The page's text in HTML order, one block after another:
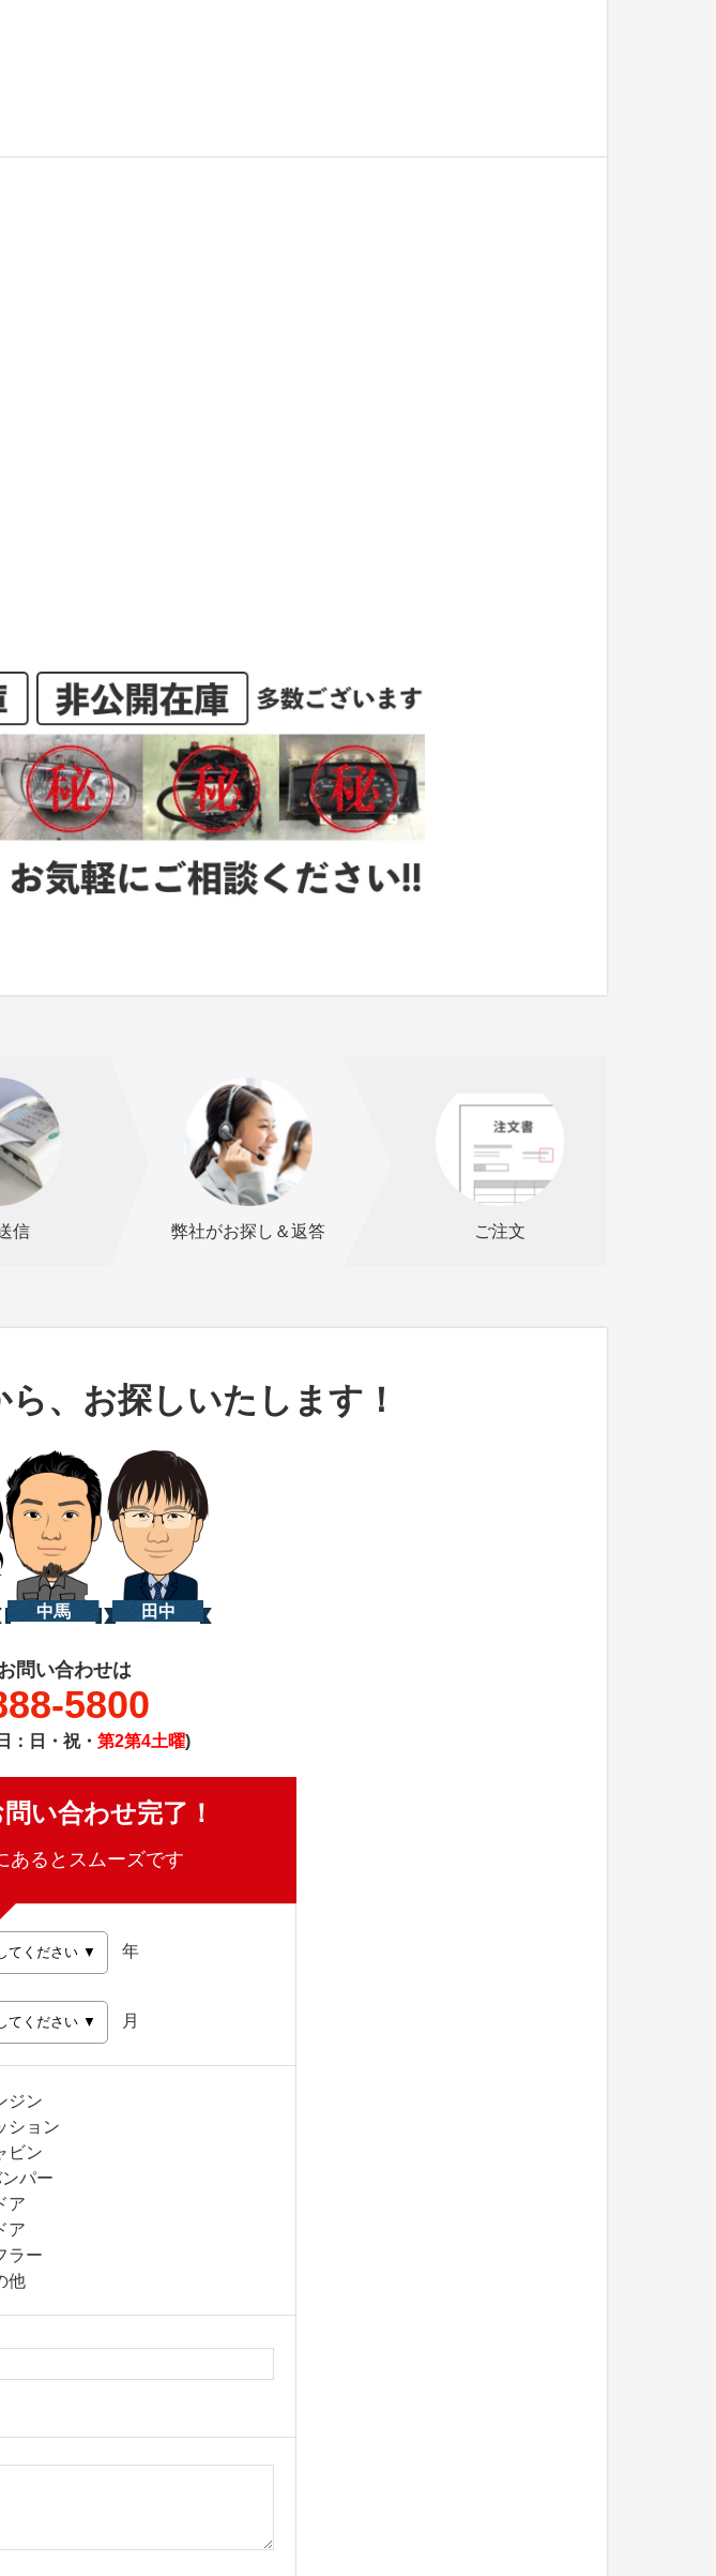
信 弊社がお探し＆返答 ご注文
、お探しいたします！
中馬 田中
問い合わせは
5800
：日・祝・ 第2第4土曜)
い合わせ完了！
あるとスムーズです
年
月
ジン
ション
ビン
パー
ア
ア
ラー
他